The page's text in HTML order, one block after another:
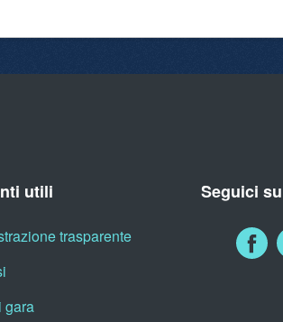
utili
trasparente
gara
Seguici su